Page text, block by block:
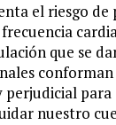
el riesgo de
que se
perjudicial
nuestro